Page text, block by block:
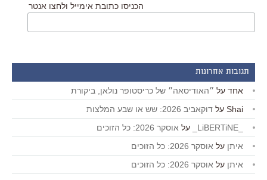
הכניסו כתובת אימייל ולחצו אנטר
תגובות אחרונות
אחד על ״האודיסאה״ של כריסטופר נולאן, ביקורת
Shai על דוקאביב 2026: שש או שבע המלצות
על אוסקר 2026: כל הזוכים
איתן על אוסקר 2026: כל הזוכים
איתן על אוסקר 2026: כל הזוכים